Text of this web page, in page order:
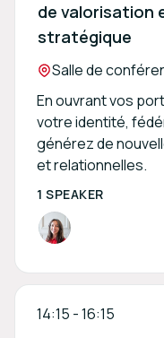
de valorisation
stratégique
Location:
Salle de
En ouvrant vos
votre identité,
générez de
et relationnelles.
1 SPEAKER
14:15 -16:15